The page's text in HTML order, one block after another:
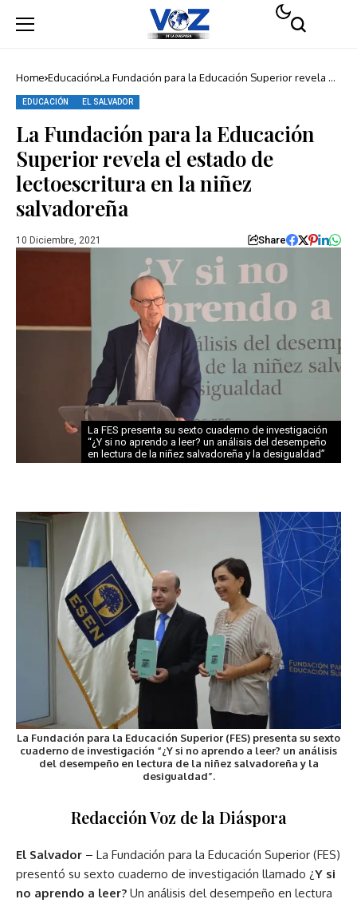
Home Educación La Fundación para la Educación Superior revela el
EDUCACIÓN EL SALVADOR
La Fundación para la Educación
Superior revela el estado de
lectoescritura en la niñez
salvadoreña
10 Diciembre, 2021 Share
La FES presenta su sexto cuaderno de investigación
“¿Y si no aprendo a leer? un análisis del desempeño
en lectura de la niñez salvadoreña y la desigualdad”
La Fundación para la Educación Superior (FES) presenta su sexto
cuaderno de investigación “¿Y si no aprendo a leer? un análisis
del desempeño en lectura de la niñez salvadoreña y la
desigualdad”.
Redacción Voz de la Diáspora
El Salvador – La Fundación para la Educación Superior (FES)
presentó su sexto cuaderno de investigación llamado ¿Y si
no aprendo a leer? Un análisis del desempeño en lectura